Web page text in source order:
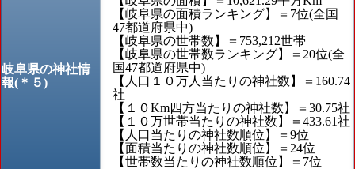
岐阜県の神社情
報(＊５)
【岐阜県の面積ランキング】＝7位(全国
47都道府県中)
【岐阜県の世帯数】＝753,212世帯
【岐阜県の世帯数ランキング】＝20位(全
国47都道府県中)
【人口１０万人当たりの神社数】＝160.74
社
【１０Km四方当たりの神社数】＝30.75社
【１０万世帯当たりの神社数】＝433.61社
【人口当たりの神社数順位】＝9位
【面積当たりの神社数順位】＝24位
【世帯数当たりの神社数順位】＝7位